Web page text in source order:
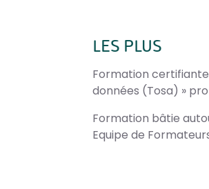
LES PLUS
Formation
données (Tosa) »
Formation bâtie
Equipe de